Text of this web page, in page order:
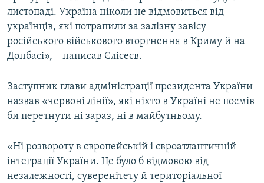
листопаді. Україна ніколи не відмовиться від
українців, які потрапили за залізну завісу
російського військового вторгнення в Криму й на
Донбасі», – написав Єлісеєв.
Заступник глави адміністрації президента України
назвав «червоні лінії», які ніхто в Україні не посмів
би перетнути ні зараз, ні в майбутньому.
«Ні розвороту в європейській і євроатлантичній
інтеграції України. Це було б відмовою від
незалежності, суверенітету й територіальної